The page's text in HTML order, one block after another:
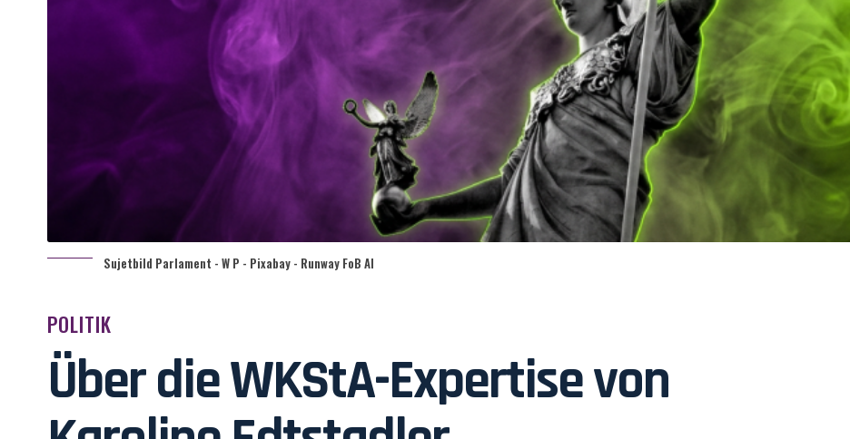
Sujetbild Parlament - W P - Pixabay - Runway FoB AI
POLITIK
Über die WKStA-Expertise von